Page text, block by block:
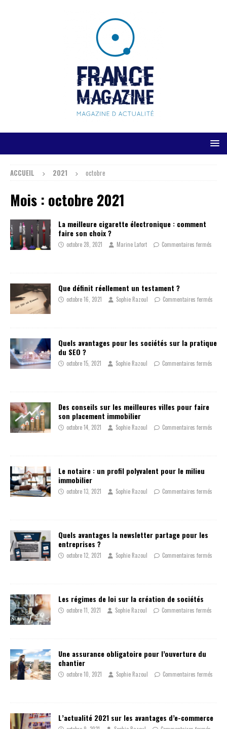
ACCUEIL 2021 octobre
Mois : octobre 2021
La meilleure cigarette électronique : comment
faire son choix ?
octobre 28, 2021 Marine Lafort Commentaires fermés
Que définit réellement un testament ?
octobre 16, 2021 Sophie Razoul Commentaires fermés
Quels avantages pour les sociétés sur la pratique
du SEO ?
octobre 15, 2021 Sophie Razoul Commentaires fermés
Des conseils sur les meilleures villes pour faire
son placement immobilier
octobre 14, 2021 Sophie Razoul Commentaires fermés
Le notaire : un profil polyvalent pour le milieu
immobilier
octobre 13, 2021 Sophie Razoul Commentaires fermés
Quels avantages la newsletter partage pour les
entreprises ?
octobre 12, 2021 Sophie Razoul Commentaires fermés
Les régimes de loi sur la création de sociétés
octobre 11, 2021 Sophie Razoul Commentaires fermés
Une assurance obligatoire pour l’ouverture du
chantier
octobre 10, 2021 Sophie Razoul Commentaires fermés
L’actualité 2021 sur les avantages d’e-commerce